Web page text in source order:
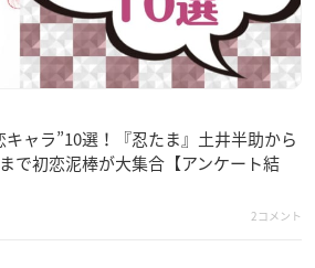
ャラ”10選！『忍たま』土井半助から
で初恋泥棒が大集合【アンケート結
2コメント